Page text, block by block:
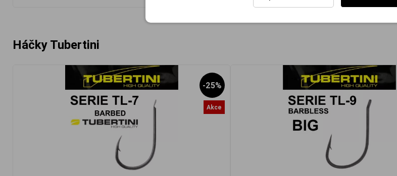
Háčky Tubertini
-25%
Akce